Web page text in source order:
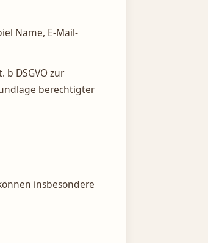
Name, E-Mail-
DSGVO zur
berechtigter
insbesondere